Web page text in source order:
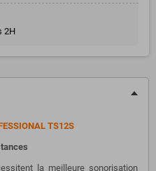
2H
TS12S
la meilleure sonorisation